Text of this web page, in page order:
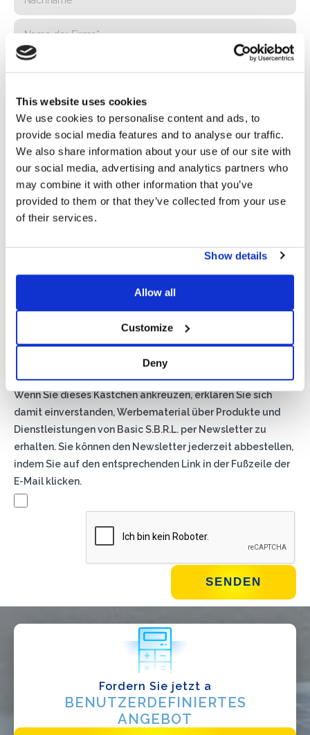
This website uses cookies
We use cookies to personalise content and ads, to
provide social media features and to analyse our traffic.
We also share information about your use of our site with
our social media, advertising and analytics partners who
may combine it with other information that you’ve
provided to them or that they’ve collected from your use
of their services.
Show details
Allow all
Customize
Deny
Privacy*
Ich genehmige die Verarbeitung meiner Daten gemäß den
Newsletter
Wenn Sie dieses Kästchen ankreuzen, erklären Sie sich
damit einverstanden, Werbematerial über Produkte und
Dienstleistungen von Basic S.B.R.L. per Newsletter zu
erhalten. Sie können den Newsletter jederzeit abbestellen,
indem Sie auf den entsprechenden Link in der Fußzeile der
E-Mail klicken.
Fordern Sie jetzt a
BENUTZERDEFINIERTES
ANGEBOT
EPC
Verteiler
Andere